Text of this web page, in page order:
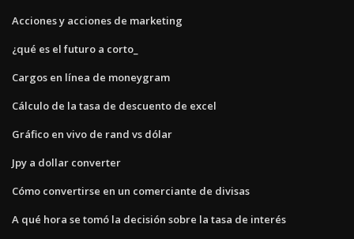
Acciones y acciones de marketing
¿qué es el futuro a corto_
Cargos en línea de moneygram
Cálculo de la tasa de descuento de excel
Gráfico en vivo de rand vs dólar
Jpy a dollar converter
Cómo convertirse en un comerciante de divisas
A qué hora se tomó la decisión sobre la tasa de interés